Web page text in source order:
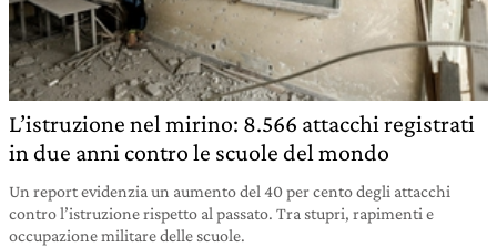
L’istruzione nel mirino: 8.566 attacchi registrati
in due anni contro le scuole del mondo
Un report evidenzia un aumento del 40 per cento degli attacchi
contro l’istruzione rispetto al passato. Tra stupri, rapimenti e
occupazione militare delle scuole.